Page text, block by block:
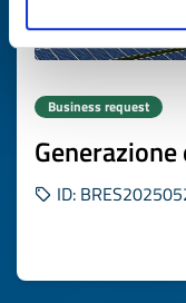
Business request
ID: